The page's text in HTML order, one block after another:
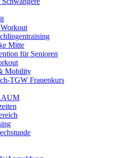
Mitte
für Senioren
Mobility
TGW Frauenkurs